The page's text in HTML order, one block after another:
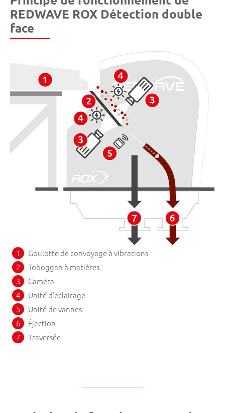
REDWAVE ROX Détection double
face
Goulotte de convoyage à vibrations
Toboggan à matières
Caméra
Unité d’éclairage
Unité de vannes
Éjection
Traversée